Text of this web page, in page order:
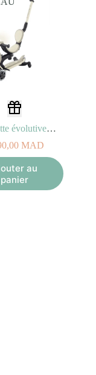
Trottinette évolutive Taupe 3-en-1 GO•UP BABY LIGHTS 360
MAD
au
panier